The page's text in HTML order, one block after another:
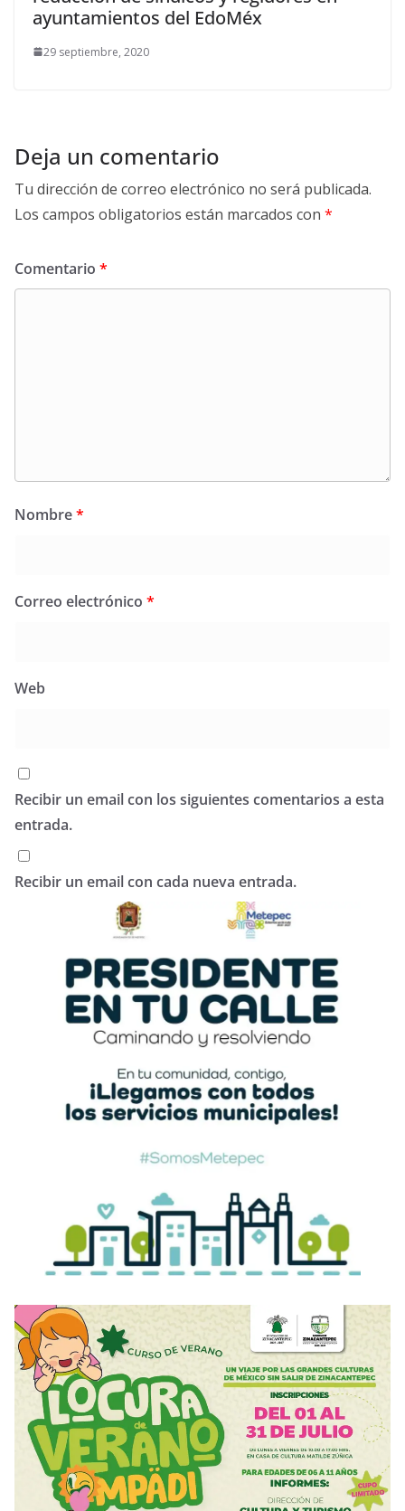
ayuntamientos del EdoMéx
29 septiembre, 2020
Deja un comentario
Tu dirección de correo electrónico no será publicada.
Los campos obligatorios están marcados con *
Comentario *
Nombre*
Correo electrónico *
Web
Recibir un email con los siguientes comentarios a esta
entrada.
Recibir un email con cada nueva entrada.